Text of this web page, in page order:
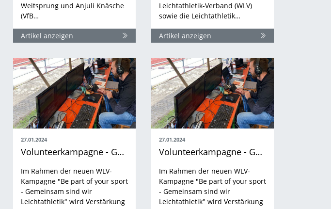
Weitsprung und Anjuli Knäsche
(VfB…
Artikel anzeigen
Leichtathletik-Verband (WLV)
sowie die Leichtathletik…
Artikel anzeigen
27.01.2024
Volunteerkampagne - Gemeinsam sind wir Leichtathletik
Im Rahmen der neuen WLV-
Kampagne "Be part of your sport
- Gemeinsam sind wir
Leichtathletik" wird Verstärkung
27.01.2024
Volunteerkampagne - Gemeinsam sind wir Leichtathletik
Im Rahmen der neuen WLV-
Kampagne "Be part of your sport
- Gemeinsam sind wir
Leichtathletik" wird Verstärkung